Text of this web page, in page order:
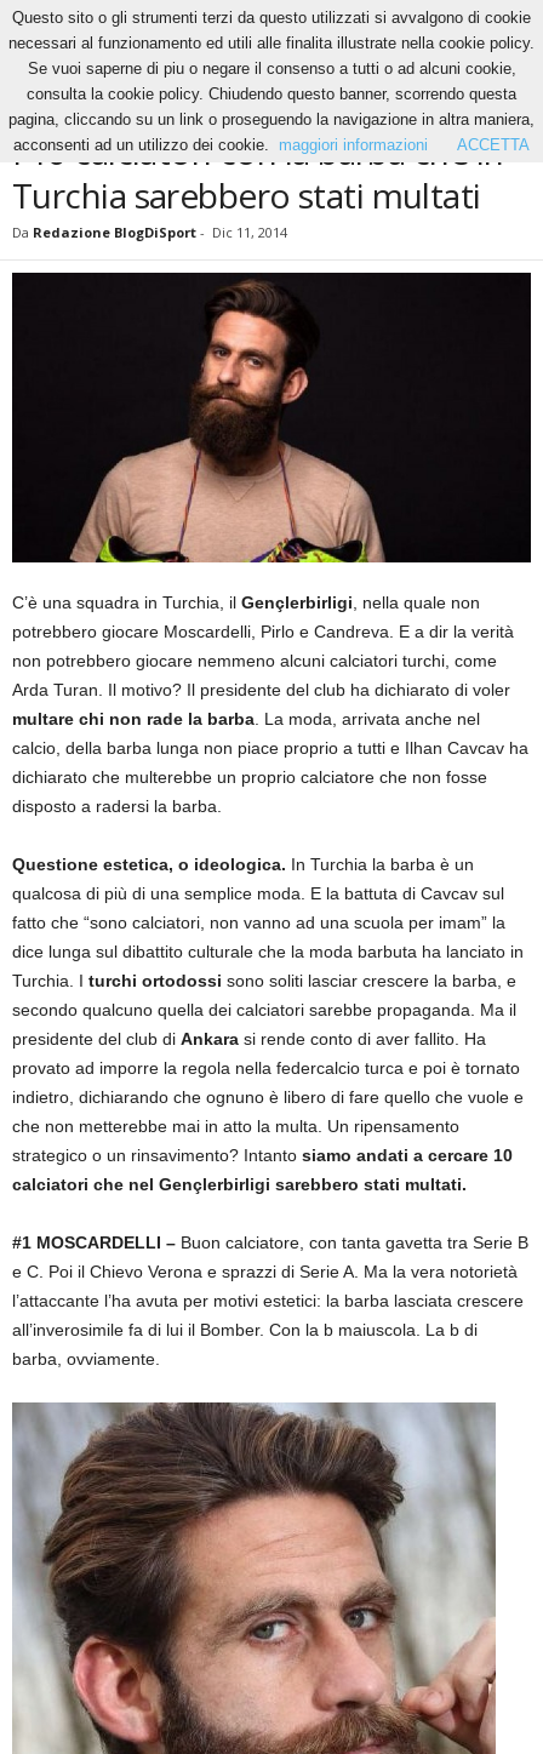
News I 10 calciatori con la barba che in Turchia sarebbero stati multati
NEWS
I 10 calciatori con la barba che in
Turchia sarebbero stati multati
Da Redazione BlogDiSport - Dic 11, 2014
C’è una squadra in Turchia, il Gençlerbirligi , nella quale non
potrebbero giocare Moscardelli, Pirlo e Candreva. E a dir la verità
non potrebbero giocare nemmeno alcuni calciatori turchi, come
Arda Turan. Il motivo? Il presidente del club ha dichiarato di voler
multare chi non rade la barba . La moda, arrivata anche nel
calcio, della barba lunga non piace proprio a tutti e Ilhan Cavcav ha
dichiarato che multerebbe un proprio calciatore che non fosse
disposto a radersi la barba.
Questione estetica, o ideologica. In Turchia la barba è un
qualcosa di più di una semplice moda. E la battuta di Cavcav sul
fatto che “sono calciatori, non vanno ad una scuola per imam” la
dice lunga sul dibattito culturale che la moda barbuta ha lanciato in
Turchia. I turchi ortodossi sono soliti lasciar crescere la barba, e
secondo qualcuno quella dei calciatori sarebbe propaganda. Ma il
presidente del club di Ankara si rende conto di aver fallito. Ha
provato ad imporre la regola nella federcalcio turca e poi è tornato
indietro, dichiarando che ognuno è libero di fare quello che vuole e
che non metterebbe mai in atto la multa. Un ripensamento
strategico o un rinsavimento? Intanto siamo andati a cercare 10
calciatori che nel Gençlerbirligi sarebbero stati multati.
#1 MOSCARDELLI – Buon calciatore, con tanta gavetta tra Serie B
e C. Poi il Chievo Verona e sprazzi di Serie A. Ma la vera notorietà
l’attaccante l’ha avuta per motivi estetici: la barba lasciata crescere
all’inverosimile fa di lui il Bomber. Con la b maiuscola. La b di
barba, ovviamente.
Questo sito o gli strumenti terzi da questo utilizzati si avvalgono di cookie
necessari al funzionamento ed utili alle finalita illustrate nella cookie policy.
Se vuoi saperne di piu o negare il consenso a tutti o ad alcuni cookie,
consulta la cookie policy. Chiudendo questo banner, scorrendo questa
pagina, cliccando su un link o proseguendo la navigazione in altra maniera,
acconsenti ad un utilizzo dei cookie.
maggiori informazioni ACCETTA